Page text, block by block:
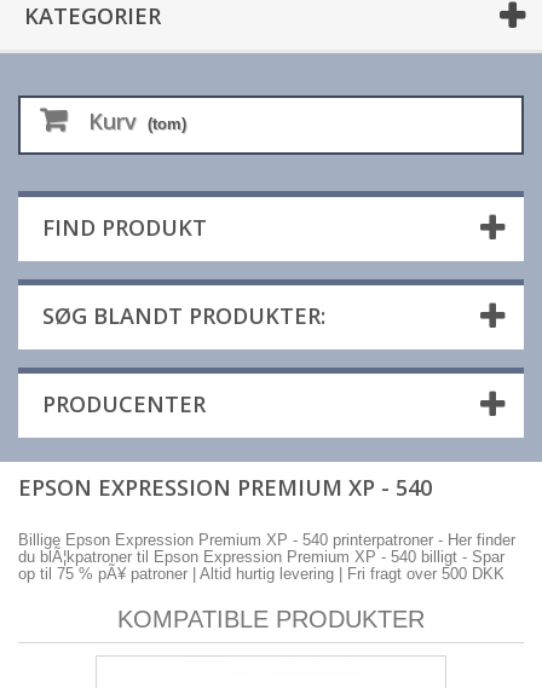
KATEGORIER
Kurv (tom)
FIND PRODUKT
SØG BLANDT PRODUKTER:
PRODUCENTER
EPSON EXPRESSION PREMIUM XP - 540
Billige Epson Expression Premium XP - 540 printerpatroner - Her finder
du blÃ¦kpatroner til Epson Expression Premium XP - 540 billigt - Spar
op til 75 % pÃ¥ patroner | Altid hurtig levering | Fri fragt over 500 DKK
KOMPATIBLE PRODUKTER